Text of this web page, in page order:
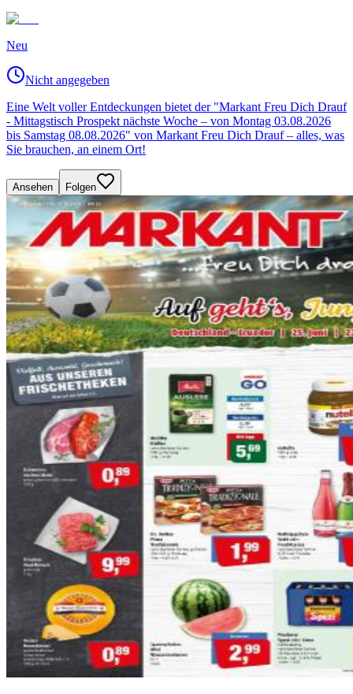
Neu
Nicht angegeben
Eine Welt voller Entdeckungen bietet der "Markant Freu Dich Drauf
- Mittagstisch Prospekt nächste Woche – von Montag 03.08.2026
bis Samstag 08.08.2026" von Markant Freu Dich Drauf – alles, was
Sie brauchen, an einem Ort!
Ansehen Folgen